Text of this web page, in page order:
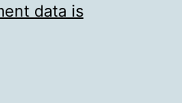
data is